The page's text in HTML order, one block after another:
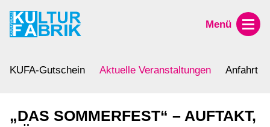
Menü
KUFA-Gutschein Aktuelle Veranstaltungen Anfahrt
„DAS SOMMERFEST“ – AUFTAKT,